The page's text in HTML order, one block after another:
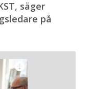
Snuas*
det finns
att titta
i var de
säger
på